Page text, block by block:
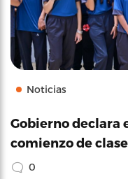
Noticias
Gobierno declara
comienzo de
0